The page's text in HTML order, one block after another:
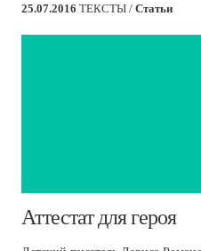
25.07.2016 ТЕКСТЫ / Статьи
​Аттестат для героя